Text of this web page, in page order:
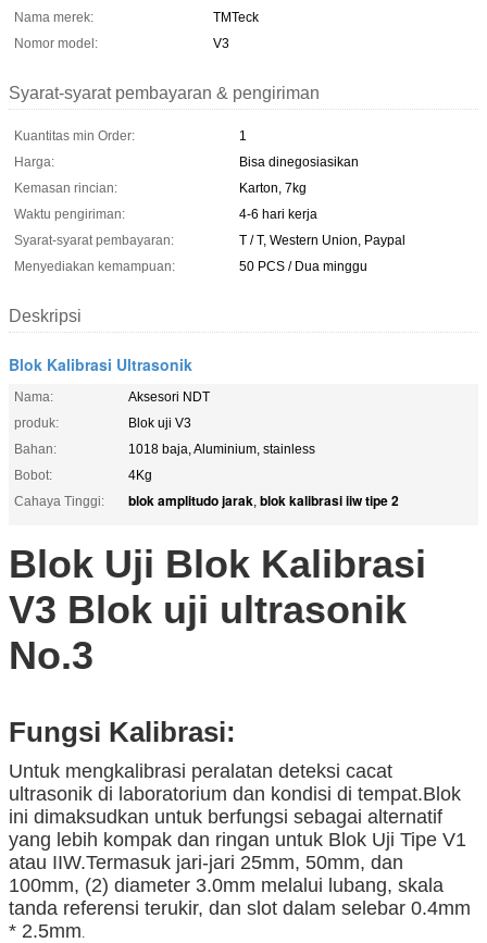
Nama merek:
TMTeck
Nomor model:
V3
Syarat-syarat pembayaran & pengiriman
Kuantitas min Order:
1
Harga:
Bisa dinegosiasikan
Kemasan rincian:
Karton, 7kg
Waktu pengiriman:
4-6 hari kerja
Syarat-syarat pembayaran:
T / T, Western Union, Paypal
Menyediakan kemampuan:
50 PCS / Dua minggu
Deskripsi
Blok Kalibrasi Ultrasonik
Nama:
Aksesori NDT
produk:
Blok uji V3
Bahan:
1018 baja, Aluminium, stainless
Bobot:
4Kg
Cahaya Tinggi:
blok amplitudo jarak, blok kalibrasi iiw tipe 2
Blok Uji Blok Kalibrasi
V3 Blok uji ultrasonik
No.3
Fungsi Kalibrasi:
Untuk mengkalibrasi peralatan deteksi cacat
ultrasonik di laboratorium dan kondisi di tempat.Blok
ini dimaksudkan untuk berfungsi sebagai alternatif
yang lebih kompak dan ringan untuk Blok Uji Tipe V1
atau IIW.Termasuk jari-jari 25mm, 50mm, dan
100mm, (2) diameter 3.0mm melalui lubang, skala
tanda referensi terukir, dan slot dalam selebar 0.4mm
* 2.5mm.